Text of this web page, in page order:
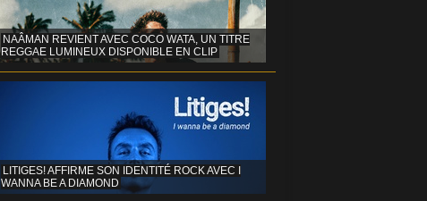
NAÂMAN REVIENT AVEC COCO WATA, UN TITRE
REGGAE LUMINEUX DISPONIBLE EN CLIP
LITIGES! AFFIRME SON IDENTITÉ ROCK AVEC I
WANNA BE A DIAMOND